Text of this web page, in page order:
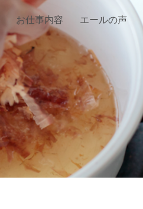
お仕事内容 エールの声